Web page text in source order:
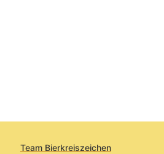
Team Bierkreiszeichen